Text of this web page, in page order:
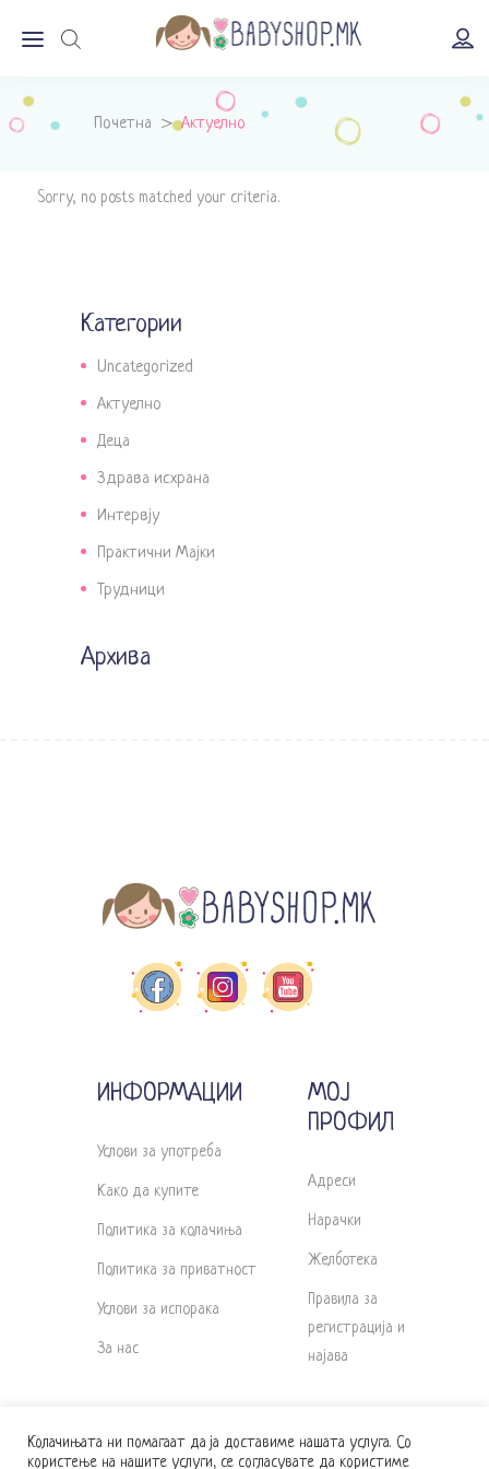
Почетна >Актуелно
Sorry, no posts matched your criteria.
Категории
Uncategorized
Актуелно
Деца
Здрава исхрана
Интервју
Практични Мајки
Трудници
Архива
ИНФОРМАЦИИ
Услови за употреба
Како да купите
Политика за колачиња
Политика за приватност
Услови за испорака
За нас
МОЈ
ПРОФИЛ
Адреси
Нарачки
Желботека
Правила за
регистрација и
најава
Колачињата ни помагаат да ја доставиме нашата услуга. Со
користење на нашите услуги, се согласувате да користиме